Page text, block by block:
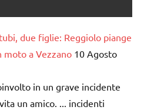
due figlie: Reggiolo piange
moto a Vezzano 10 Agosto
in un grave incidente
un amico. ... incidenti